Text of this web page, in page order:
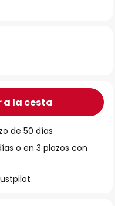
a la cesta
de 50 días
o en 3 plazos con